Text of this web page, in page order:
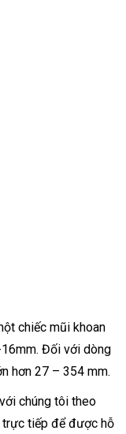
chiếc mũi khoan
Đối với dòng
hơn 27 – 354 mm.
chúng tôi theo
trực tiếp để được hỗ